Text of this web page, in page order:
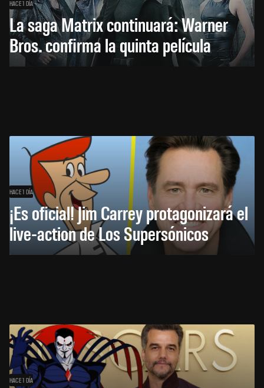
HACE 1 DÍA
La saga Matrix continuará: Warner
Bros. confirma la quinta película
HACE 1 DÍA
¡Es oficial! Jim Carrey protagonizará el
live-action de Los Supersónicos
HACE 1 DÍA